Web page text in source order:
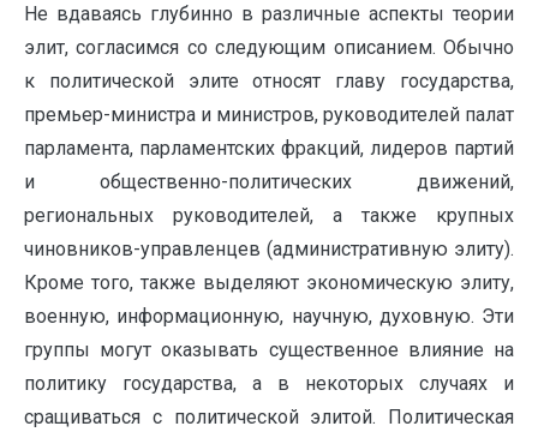
Не вдаваясь глубинно в различные аспекты теории
элит, согласимся со следующим описанием. Обычно
к политической элите относят главу государства,
премьер-министра и министров, руководителей палат
парламента, парламентских фракций, лидеров партий
и общественно-политических движений,
региональных руководителей, а также крупных
чиновников-управленцев (административную элиту).
Кроме того, также выделяют экономическую элиту,
военную, информационную, научную, духовную. Эти
группы могут оказывать существенное влияние на
политику государства, а в некоторых случаях и
сращиваться с политической элитой. Политическая